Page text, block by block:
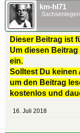
km-hl71
Dieser Beitrag ist
Um diesen
ein.
Solltest Du keinen
um den Beitrag
kostenlos und
16. Juli 2018